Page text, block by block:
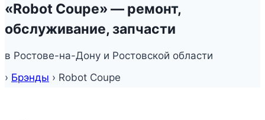
«Robot Coupe» — ремонт,
обслуживание, запчасти
в Ростове-на-Дону и Ростовской области
› Брэнды › Robot Coupe